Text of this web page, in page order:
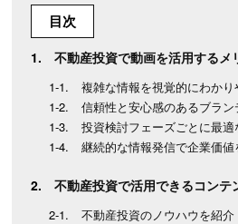
目次
不動産投資で動画を活用するメ
複雑な情報を視覚的にわか
信頼性と安心感のあるブラ
投資検討フェーズごとに最
継続的な情報発信で企業価
不動産投資で活用できるコンテ
不動産投資のノウハウを紹介